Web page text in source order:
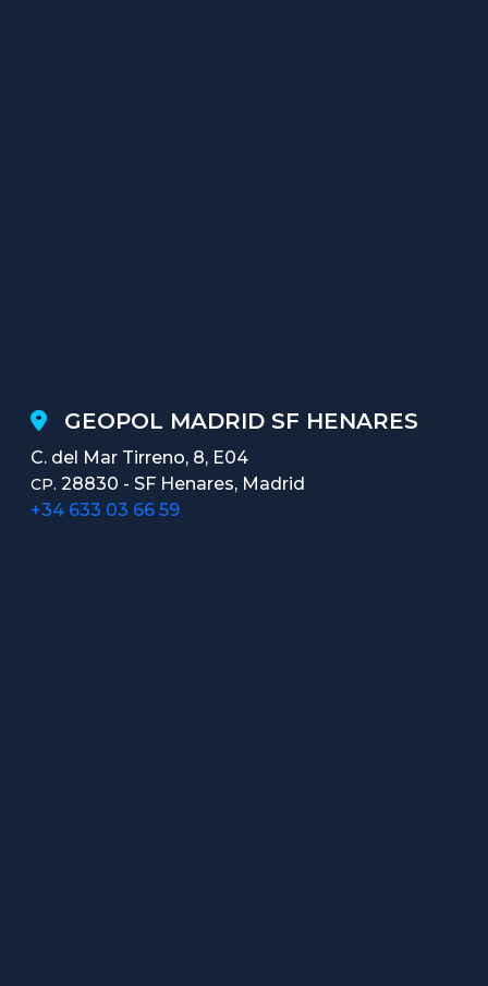
GEOPOL MADRID SF HENARES
C. del Mar Tirreno, 8, E04
CP. 28830 - SF Henares, Madrid
+34 633 03 66 59